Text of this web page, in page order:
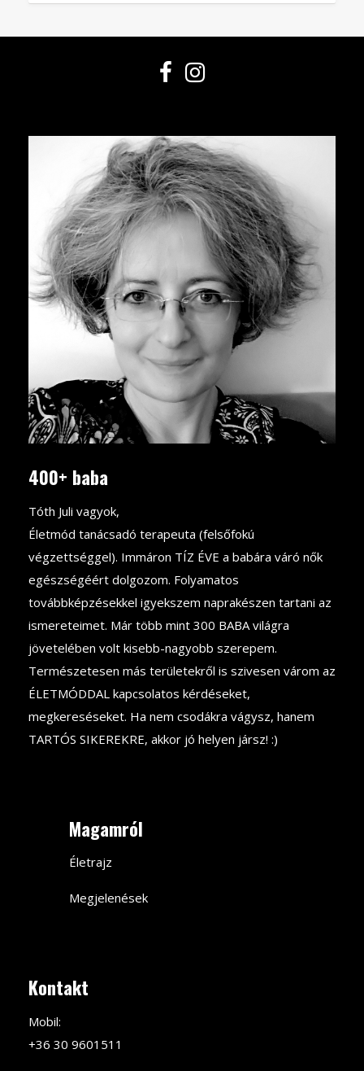
400+ baba
Tóth Juli vagyok,
Életmód tanácsadó terapeuta (felsőfokú
végzettséggel). Immáron TÍZ ÉVE a babára váró nők
egészségéért dolgozom. Folyamatos
továbbképzésekkel igyekszem naprakészen tartani az
ismereteimet. Már több mint 300 BABA világra
jövetelében volt kisebb-nagyobb szerepem.
Természetesen más területekről is szivesen várom az
ÉLETMÓDDAL kapcsolatos kérdéseket,
megkereséseket. Ha nem csodákra vágysz, hanem
TARTÓS SIKEREKRE, akkor jó helyen jársz! :)
Magamról
Életrajz
Megjelenések
Kontakt
Mobil:
+36 30 9601511